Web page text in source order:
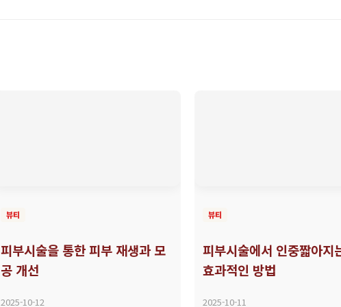
뷰티
피부시술을 통한 피부 재생과 모
공 개선
2025-10-12
뷰티
피부시술에서 인중짧아지
효과적인 방법
2025-10-11